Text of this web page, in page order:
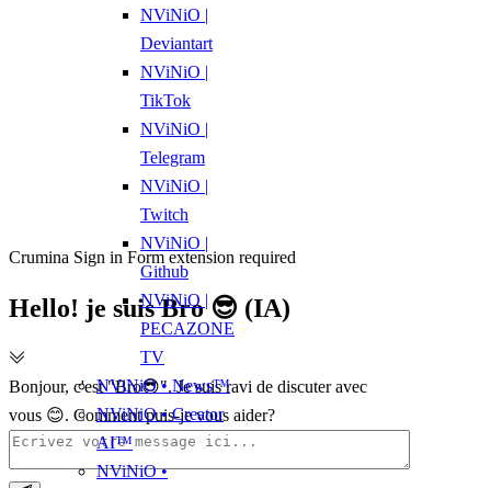
Crumina Sign in Form extension required
Hello! je suis Bro 😎 (IA)
Bonjour, c'est "Bro😎". Je suis ravi de discuter avec
vous 😊. Comment puis-je vous aider?
NViNiO |
Deviantart
NViNiO |
TikTok
NViNiO |
Telegram
NViNiO |
Twitch
NViNiO |
Github
NViNiO |
PECAZONE
TV
NViNiO • News™
NViNiO • Creator
AI™
NViNiO •